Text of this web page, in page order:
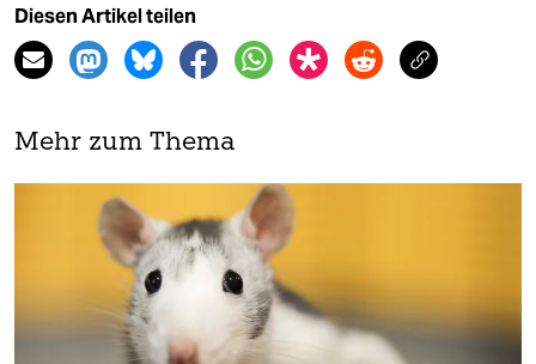
Diesen Artikel teilen
Mehr zum Thema